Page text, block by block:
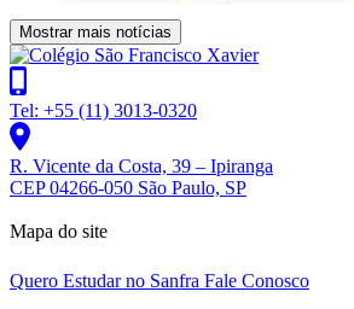
Mostrar mais notícias
Tel: +55 (11) 3013-0320
R. Vicente da Costa, 39 – Ipiranga
CEP 04266-050 São Paulo, SP
Mapa do site
Quero Estudar no Sanfra Fale Conosco